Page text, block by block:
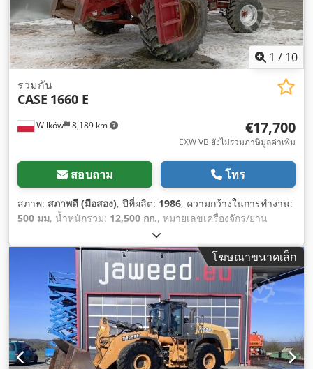
1 / 10
Wilków 8,189 km
รวมกัน
CASE 1660 E
€17,700
EXW VB ยังไม่รวมภาษีมูลค่าเพิ่ม
สอบถาม โทร
สภาพ: สภาพดี (มือสอง), ปีที่ผลิต: 1986, ความกว้างในการทำงาน:
500 มม, น้ำหนักรวม: 12,500 กก., หมายเลขเครื่องจักร/ยาน
โฆษณาขนาดเล็ก